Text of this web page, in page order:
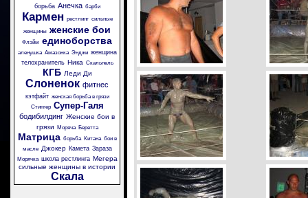
борьба Анечка барби
Кармен рестлинг сильные
женщины женские бои
Флэйм единоборства
аленушка Амазонка Энджи женщина
телохранитель Ника Скальпель
КГБ Леди Ди
Слоненок фитнес
кэтфайт женская борьба в грязи
Стингер Супер-Галя
бодибилдинг Женские бои в
грязи
Моряча Беретта
Матрица борьба Китана бои в
масле
Джокер Камета Зараза
Морячка школа рестлинга Мегера
сильные женщины в истории
Скала